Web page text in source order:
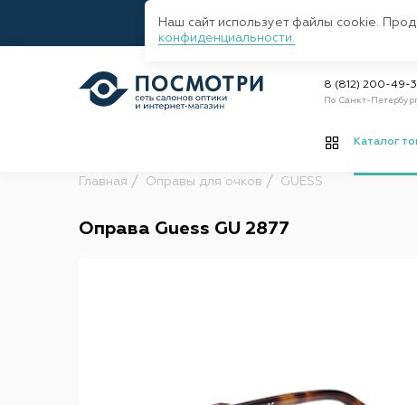
8 (812) 200-49-
По Санкт-
Каталог
Главная Оправы для очков GUESS
Оправа Guess GU 2877
Наш сайт использует файлы cookie.
конфиденциальности.